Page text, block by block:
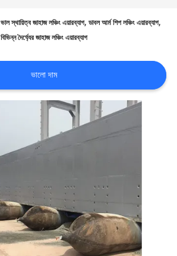
ভাল স্থায়িত্ব জাহাজ লঞ্চিং এয়ারব্যাগ,ডাবল আর্ম শিপ লঞ্চিং এয়ারব্যাগ,
বিভিন্ন দৈর্ঘ্যের জাহাজ লঞ্চিং এয়ারব্যাগ
ভালো দাম